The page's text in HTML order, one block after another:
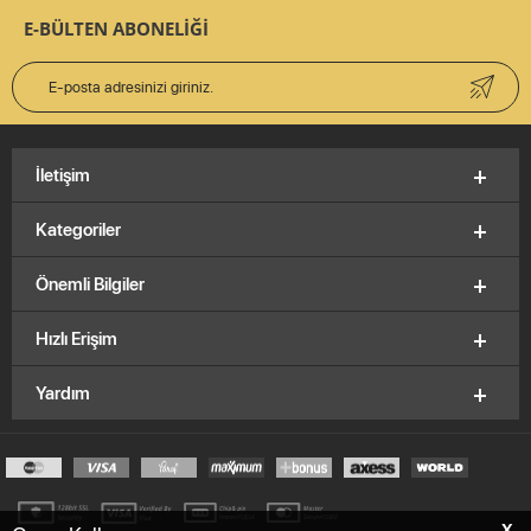
E-BÜLTEN ABONELİĞİ
Kategoriler
Önemli Bilgiler
Hızlı Erişim
Yardım
İletişim